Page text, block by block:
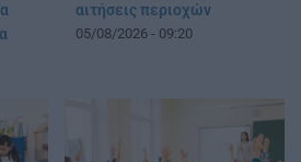
αιτήσεις περιοχών
05/08/2026 - 09:20